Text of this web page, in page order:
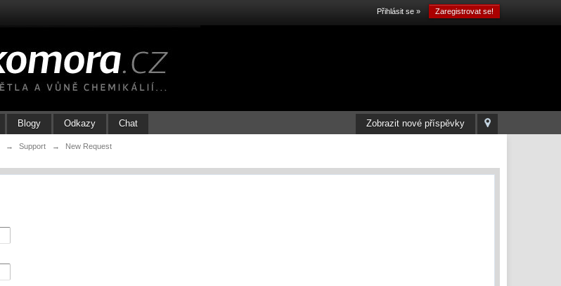
Přihlásit se » Zaregistrovat se!
Zobrazit nové příspěvky
Blogy Odkazy Chat
→ Support → New Request